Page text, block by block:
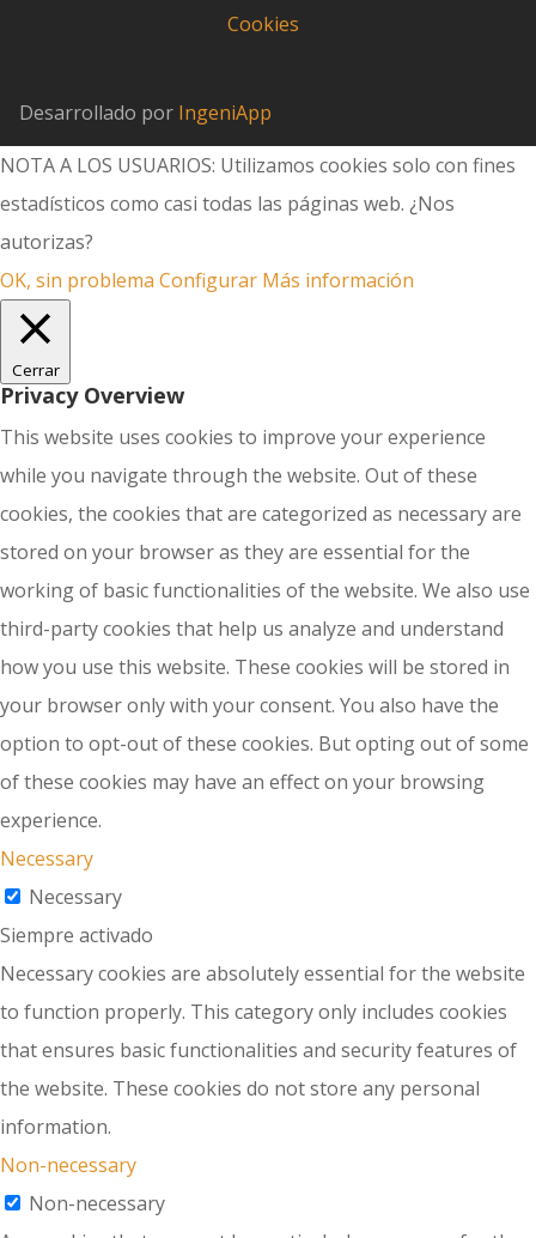
Cookies
Desarrollado por IngeniApp
NOTA A LOS USUARIOS: Utilizamos cookies solo con fines
estadísticos como casi todas las páginas web. ¿Nos
autorizas?
OK, sin problema Configurar Más información
Cerrar
Privacy Overview
This website uses cookies to improve your experience
while you navigate through the website. Out of these
cookies, the cookies that are categorized as necessary are
stored on your browser as they are essential for the
working of basic functionalities of the website. We also use
third-party cookies that help us analyze and understand
how you use this website. These cookies will be stored in
your browser only with your consent. You also have the
option to opt-out of these cookies. But opting out of some
of these cookies may have an effect on your browsing
experience.
Necessary
Necessary
Siempre activado
Necessary cookies are absolutely essential for the website
to function properly. This category only includes cookies
that ensures basic functionalities and security features of
the website. These cookies do not store any personal
information.
Non-necessary
Non-necessary